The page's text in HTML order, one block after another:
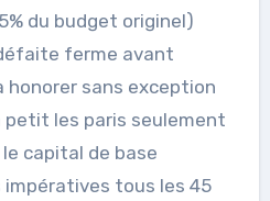
du budget originel)
ferme avant
honorer sans exception
les paris seulement
capital de base
impératives tous les 45